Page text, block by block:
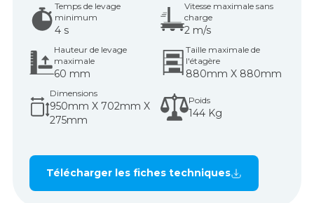
Temps de levage
minimum
4 s
Vitesse maximale sans
charge
2 m/s
Hauteur de levage
maximale
60 mm
Taille maximale de
l'étagère
880mm X 880mm
Dimensions
950mm X 702mm X
275mm
Poids
144 Kg
Télécharger les fiches techniques